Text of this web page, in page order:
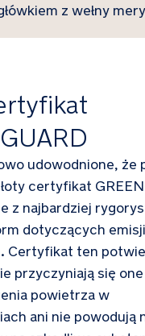
z wełny
udowodnione, że
certyfikat
z najbardziej
dotyczących
Certyfikat ten
przyczyniają się
powietrza w
ani nie powodują